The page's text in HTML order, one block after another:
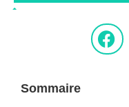
Sommaire